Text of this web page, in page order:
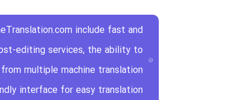
include fast and
editing services, the ability to
multiple machine translation
interface for easy translation.